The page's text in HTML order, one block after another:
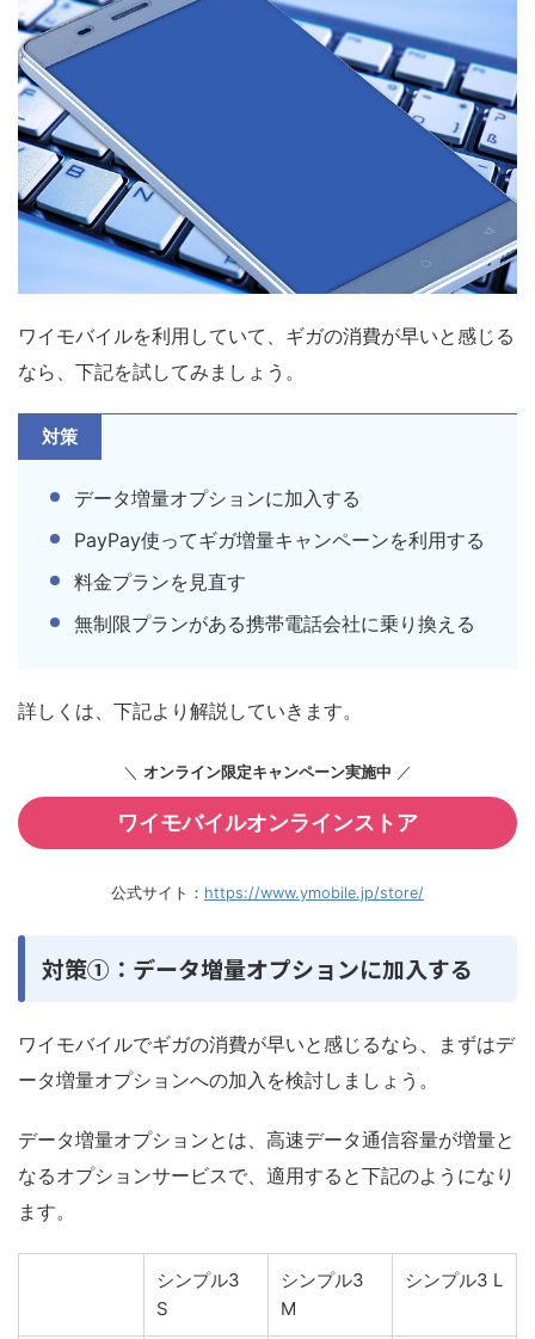
ワイモバイルを利用していて、ギガの消費が早いと感じる
なら、下記を試してみましょう。
対策
データ増量オプションに加入する
PayPay使ってギガ増量キャンペーンを利用する
料金プランを見直す
無制限プランがある携帯電話会社に乗り換える
詳しくは、下記より解説していきます。
＼ オンライン限定キャンペーン実施中 ／
ワイモバイルオンラインストア
公式サイト： https://www.ymobile.jp/store/
対策①：データ増量オプションに加入する
ワイモバイルでギガの消費が早いと感じるなら、まずはデ
ータ増量オプションへの加入を検討しましょう。
データ増量オプションとは、高速データ通信容量が増量と
なるオプションサービスで、適用すると下記のようになり
ます。
シンプル3
S
シンプル3
M
シンプル3 L